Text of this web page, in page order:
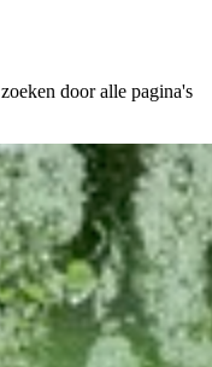
door alle pagina's